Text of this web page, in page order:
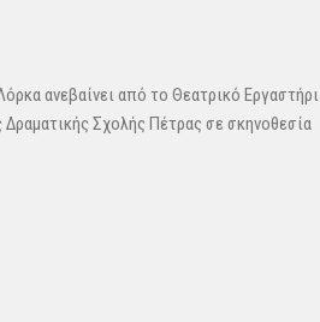
ανεβαίνει από το Θεατρικό Εργαστήρι
Σχολής Πέτρας σε σκηνοθεσία